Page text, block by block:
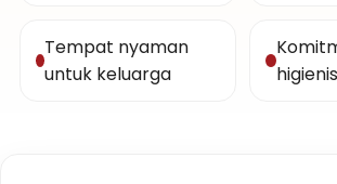
Tempat nyaman
untuk keluarga
higienis